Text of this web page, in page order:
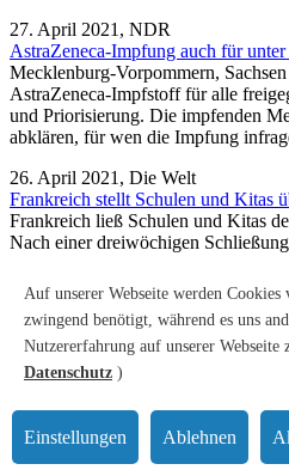
27. April 2021, NDR
AstraZeneca-Impfung auch für unter
Mecklenburg-Vorpommern,
AstraZeneca-Impfstoff für alle
und Priorisierung. Die impfenden
abklären, für wen die Impfung
26. April 2021, Die Welt
Frankreich stellt Schulen und Kitas
Frankreich ließ Schulen und Kitas
Nach einer dreiwöchigen
radikalen Kurs in einer stolzen
16. April 2021, Ärzte-Zeitung
Studie zur Zyto-Panscherei bleibt
Krebspatienten, die gestreckte
schneller wieder erkrankt als andere
zeigt eine Studie zu dem Fall.
Auf unserer Webseite werden
zwingend benötigt, während es uns
Nutzererfahrung auf unserer Webseite
Datenschutz )
Einstellungen Ablehnen